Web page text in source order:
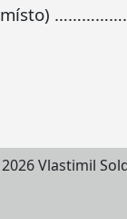
místo)
2026 Vlastimil